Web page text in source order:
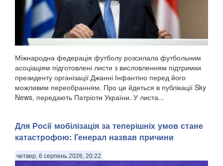
Міжнародна федерація футболу розсилала футбольним
асоціаціям підготовлені листи з висловленням підтримки
президенту організації Джанні Інфантіно перед його
можливим переобранням. Про це йдеться в публікації Sky
News, передають Патріоти України. У листа...
Для Росії мобілізація за теперішніх умов стане
катастрофою: Генерал назвав причини
четвер, 6 серпень 2026, 20:22